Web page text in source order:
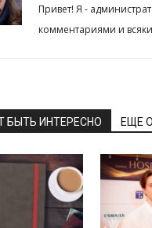
Привет! Я -
комментариями и
БЫТЬ ИНТЕРЕСНО ЕЩЕ